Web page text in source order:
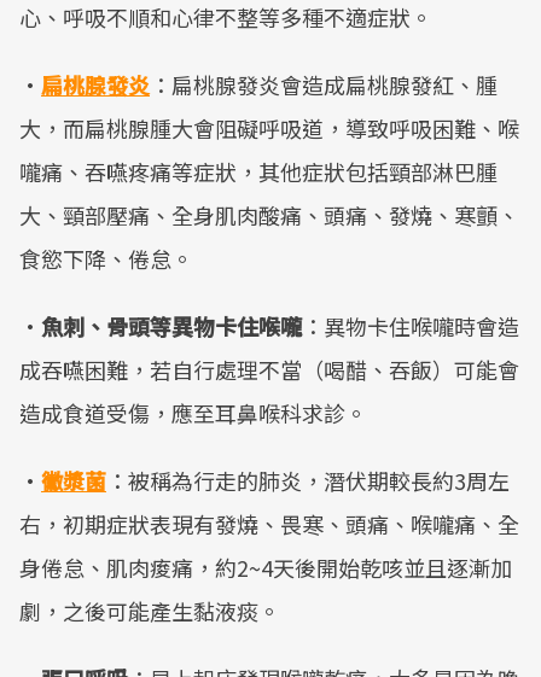
心、呼吸不順和心律不整等多種不適症狀。
· 扁桃腺發炎 ：扁桃腺發炎會造成扁桃腺發紅、腫
大，而扁桃腺腫大會阻礙呼吸道，導致呼吸困難、喉
嚨痛、吞嚥疼痛等症狀，其他症狀包括頸部淋巴腫
大、頸部壓痛、全身肌肉酸痛、頭痛、發燒、寒顫、
食慾下降、倦怠。
· 魚刺、骨頭等異物卡住喉嚨：異物卡住喉嚨時會造
成吞嚥困難，若自行處理不當（喝醋、吞飯）可能會
造成食道受傷，應至耳鼻喉科求診。
· 黴漿菌 ：被稱為行走的肺炎，潛伏期較長約3周左
右，初期症狀表現有發燒、畏寒、頭痛、喉嚨痛、全
身倦怠、肌肉痠痛，約2~4天後開始乾咳並且逐漸加
劇，之後可能產生黏液痰。